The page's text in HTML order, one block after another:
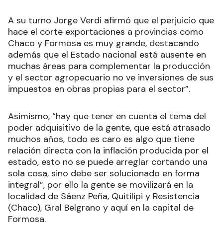
A su turno Jorge Verdi afirmó que el perjuicio que
hace el corte exportaciones a provincias como
Chaco y Formosa es muy grande, destacando
además que el Estado nacional está ausente en
muchas áreas para complementar la producción
y el sector agropecuario no ve inversiones de sus
impuestos en obras propias para el sector”.
Asimismo, “hay que tener en cuenta el tema del
poder adquisitivo de la gente, que está atrasado
muchos años, todo es caro es algo que tiene
relación directa con la inflación producida por el
estado, esto no se puede arreglar cortando una
sola cosa, sino debe ser solucionado en forma
integral”, por ello la gente se movilizará en la
localidad de Sáenz Peña, Quitilipi y Resistencia
(Chaco), Gral Belgrano y aquí en la capital de
Formosa.